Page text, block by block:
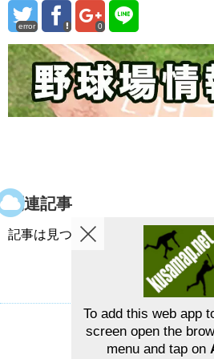
error 0
関連記事
記事は見つかりませんでした。
草野球グラウンドマップ
To add this web app
screen open the
menu and tap on